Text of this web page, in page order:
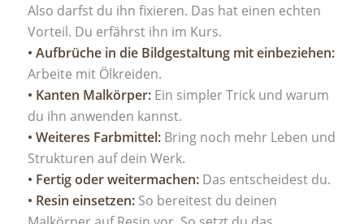
Also darfst du ihn fixieren. Das hat einen echten
Vorteil. Du erfährst ihn im Kurs.
• Aufbrüche in die Bildgestaltung mit einbeziehen:
Arbeite mit Ölkreiden.
• Kanten Malkörper:Ein simpler Trick und warum
du ihn anwenden kannst.
• Weiteres Farbmittel:Bring noch mehr Leben und
Strukturen auf dein Werk.
• Fertig oder weitermachen:Das entscheidest du.
• Resin einsetzen:So bereitest du deinen